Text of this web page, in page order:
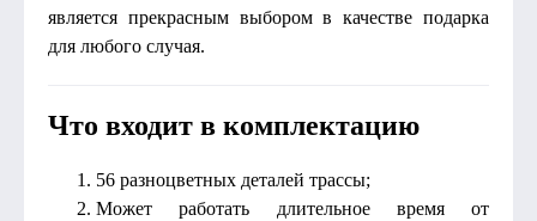
является прекрасным выбором в качестве подарка
для любого случая.
Что входит в комплектацию
56 разноцветных деталей трассы;
Может работать длительное время от